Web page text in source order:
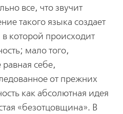
все, что звучит
такого языка создает
которой происходит
мало того,
себе,
от прежних
как абсолютная идея
«безотцовщина». В